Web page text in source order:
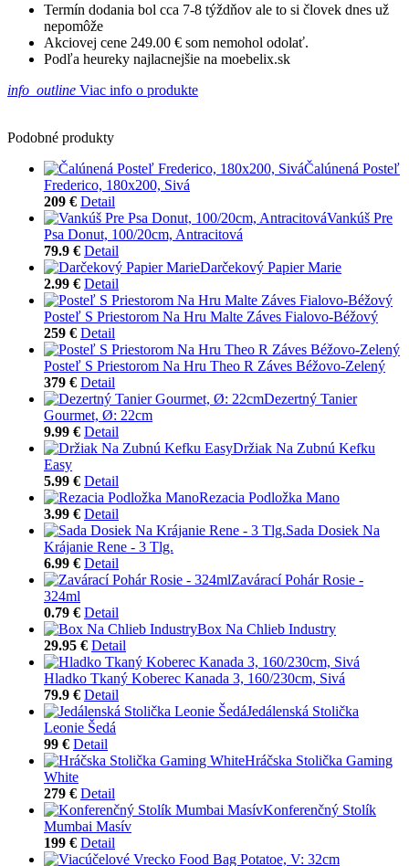
Termín dodania bol cca 7-8 týždňov ale to si človek dnes už
nepomôže
Akciovej cene 249.00 € som nemohol odolať.
Podľa heureky najlacnejšie na moebelix.sk
info_outline Viac info o produkte
Podobné produkty
Čalúnená Posteľ
Frederico, 180x200, Sivá
209 € Detail
Vankúš Pre
Psa Donut, 100/20cm, Antracitová
79.9 € Detail
Darčekový Papier Marie
2.99 € Detail
Posteľ S Priestorom Na Hru Malte Záves Fialovo-Béžový
259 € Detail
Posteľ S Priestorom Na Hru Theo R Záves Béžovo-Zelený
379 € Detail
Dezertný Tanier
Gourmet, Ø: 22cm
9.99 € Detail
Držiak Na Zubnú Kefku
Easy
5.99 € Detail
Rezacia Podložka Mano
3.99 € Detail
Sada Dosiek Na
Krájanie Rene - 3 Tlg.
6.99 € Detail
Zavárací Pohár Rosie -
324ml
0.79 € Detail
Box Na Chlieb Industry
29.95 € Detail
Hladko Tkaný Koberec Kanada 3, 160/230cm, Sivá
79.9 € Detail
Jedálenská Stolička
Leonie Šedá
99 € Detail
Hráčska Stolička Gaming
White
279 € Detail
Konferenčný Stolík
Mumbai Masív
199 € Detail